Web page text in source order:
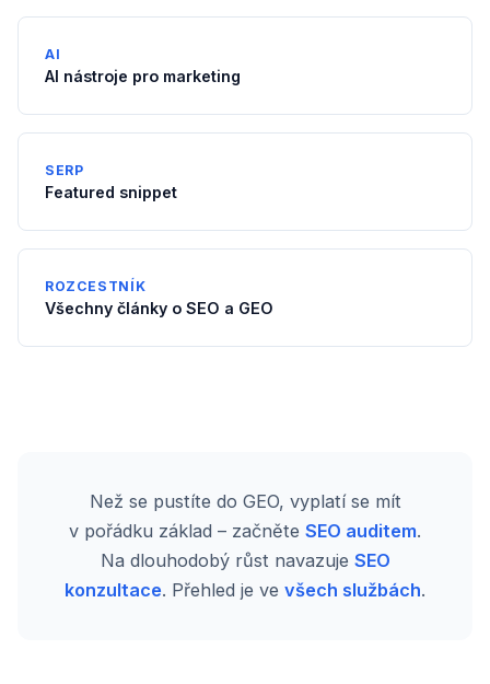
AI
AI nástroje pro marketing
SERP
Featured snippet
ROZCESTNÍK
Všechny články o SEO a GEO
Než se pustíte do GEO, vyplatí se mít
v pořádku základ – začněte SEO auditem.
Na dlouhodobý růst navazuje SEO
konzultace. Přehled je ve všech službách.